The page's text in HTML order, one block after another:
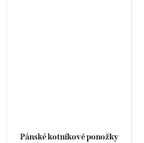
Pánské kotníkové ponožky